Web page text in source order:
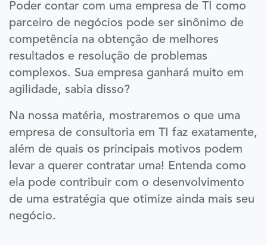
Poder contar com uma empresa de TI como
parceiro de negócios pode ser sinônimo de
competência na obtenção de melhores
resultados e resolução de problemas
complexos. Sua empresa ganhará muito em
agilidade, sabia disso?
Na nossa matéria, mostraremos o que uma
empresa de consultoria em TI faz exatamente,
além de quais os principais motivos podem
levar a querer contratar uma! Entenda como
ela pode contribuir com o desenvolvimento
de uma estratégia que otimize ainda mais seu
negócio.